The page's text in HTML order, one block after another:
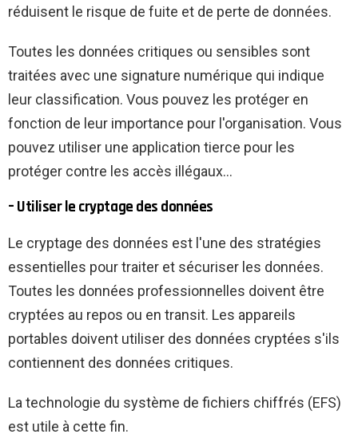
réduisent le risque de fuite et de perte de données.
Toutes les données critiques ou sensibles sont
traitées avec une signature numérique qui indique
leur classification. Vous pouvez les protéger en
fonction de leur importance pour l'organisation. Vous
pouvez utiliser une application tierce pour les
protéger contre les accès illégaux…
– Utiliser le cryptage des données
Le cryptage des données est l'une des stratégies
essentielles pour traiter et sécuriser les données.
Toutes les données professionnelles doivent être
cryptées au repos ou en transit. Les appareils
portables doivent utiliser des données cryptées s'ils
contiennent des données critiques.
La technologie du système de fichiers chiffrés (EFS)
est utile à cette fin.